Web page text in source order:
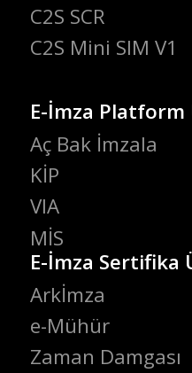
C2S SCR
C2S Mini SIM V1
E-İmza
Aç Bak İmzala
KİP
VIA
MİS
E-İmza Sertifika
Arkİmza
e-Mühür
Zaman Damgası